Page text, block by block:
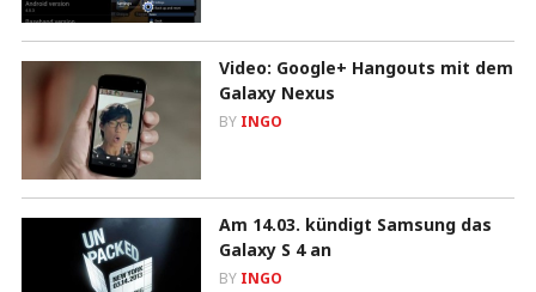
Video: Google+ Hangouts mit dem
Galaxy Nexus
BY INGO
Am 14.03. kündigt Samsung das
Galaxy S 4 an
BY INGO